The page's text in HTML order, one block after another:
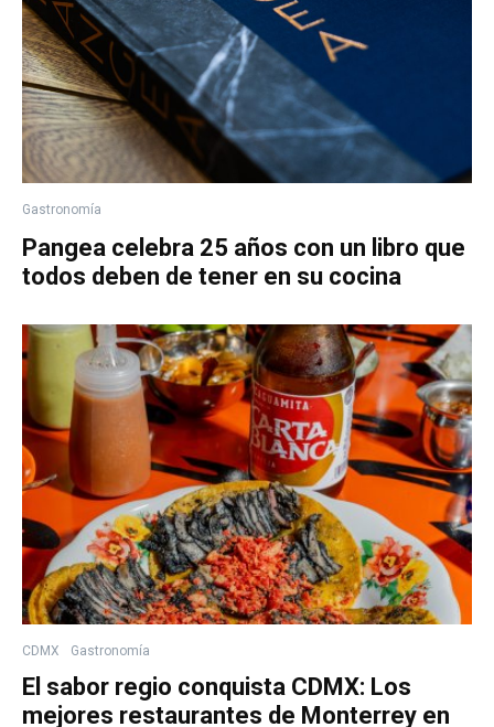
Gastronomía
Pangea celebra 25 años con un libro que
todos deben de tener en su cocina
CDMX Gastronomía
El sabor regio conquista CDMX: Los
mejores restaurantes de Monterrey en